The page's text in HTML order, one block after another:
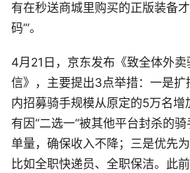
有在秒送商城里购买的正版装备
码’”。
4月21日，京东发布《致全体外
信》，主要提出3点举措：一是扩
内招募骑手规模从原定的5万名
有因“二选一”被其他平台封杀的
单量，确保收入不降；三是优先
比如全职快递员、全职保洁。此